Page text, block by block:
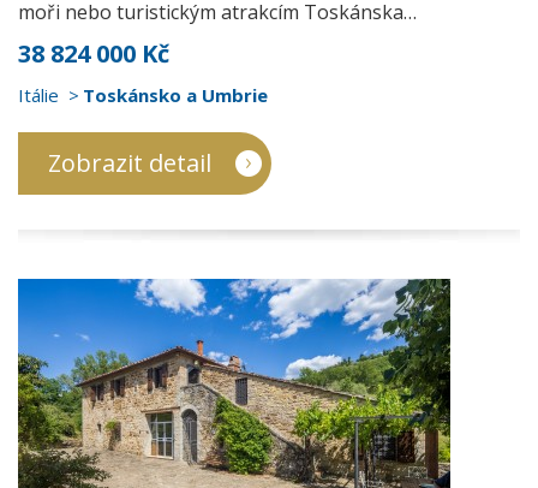
moři nebo turistickým atrakcím Toskánska…
38 824 000 Kč
Itálie Toskánsko a Umbrie
Zobrazit detail